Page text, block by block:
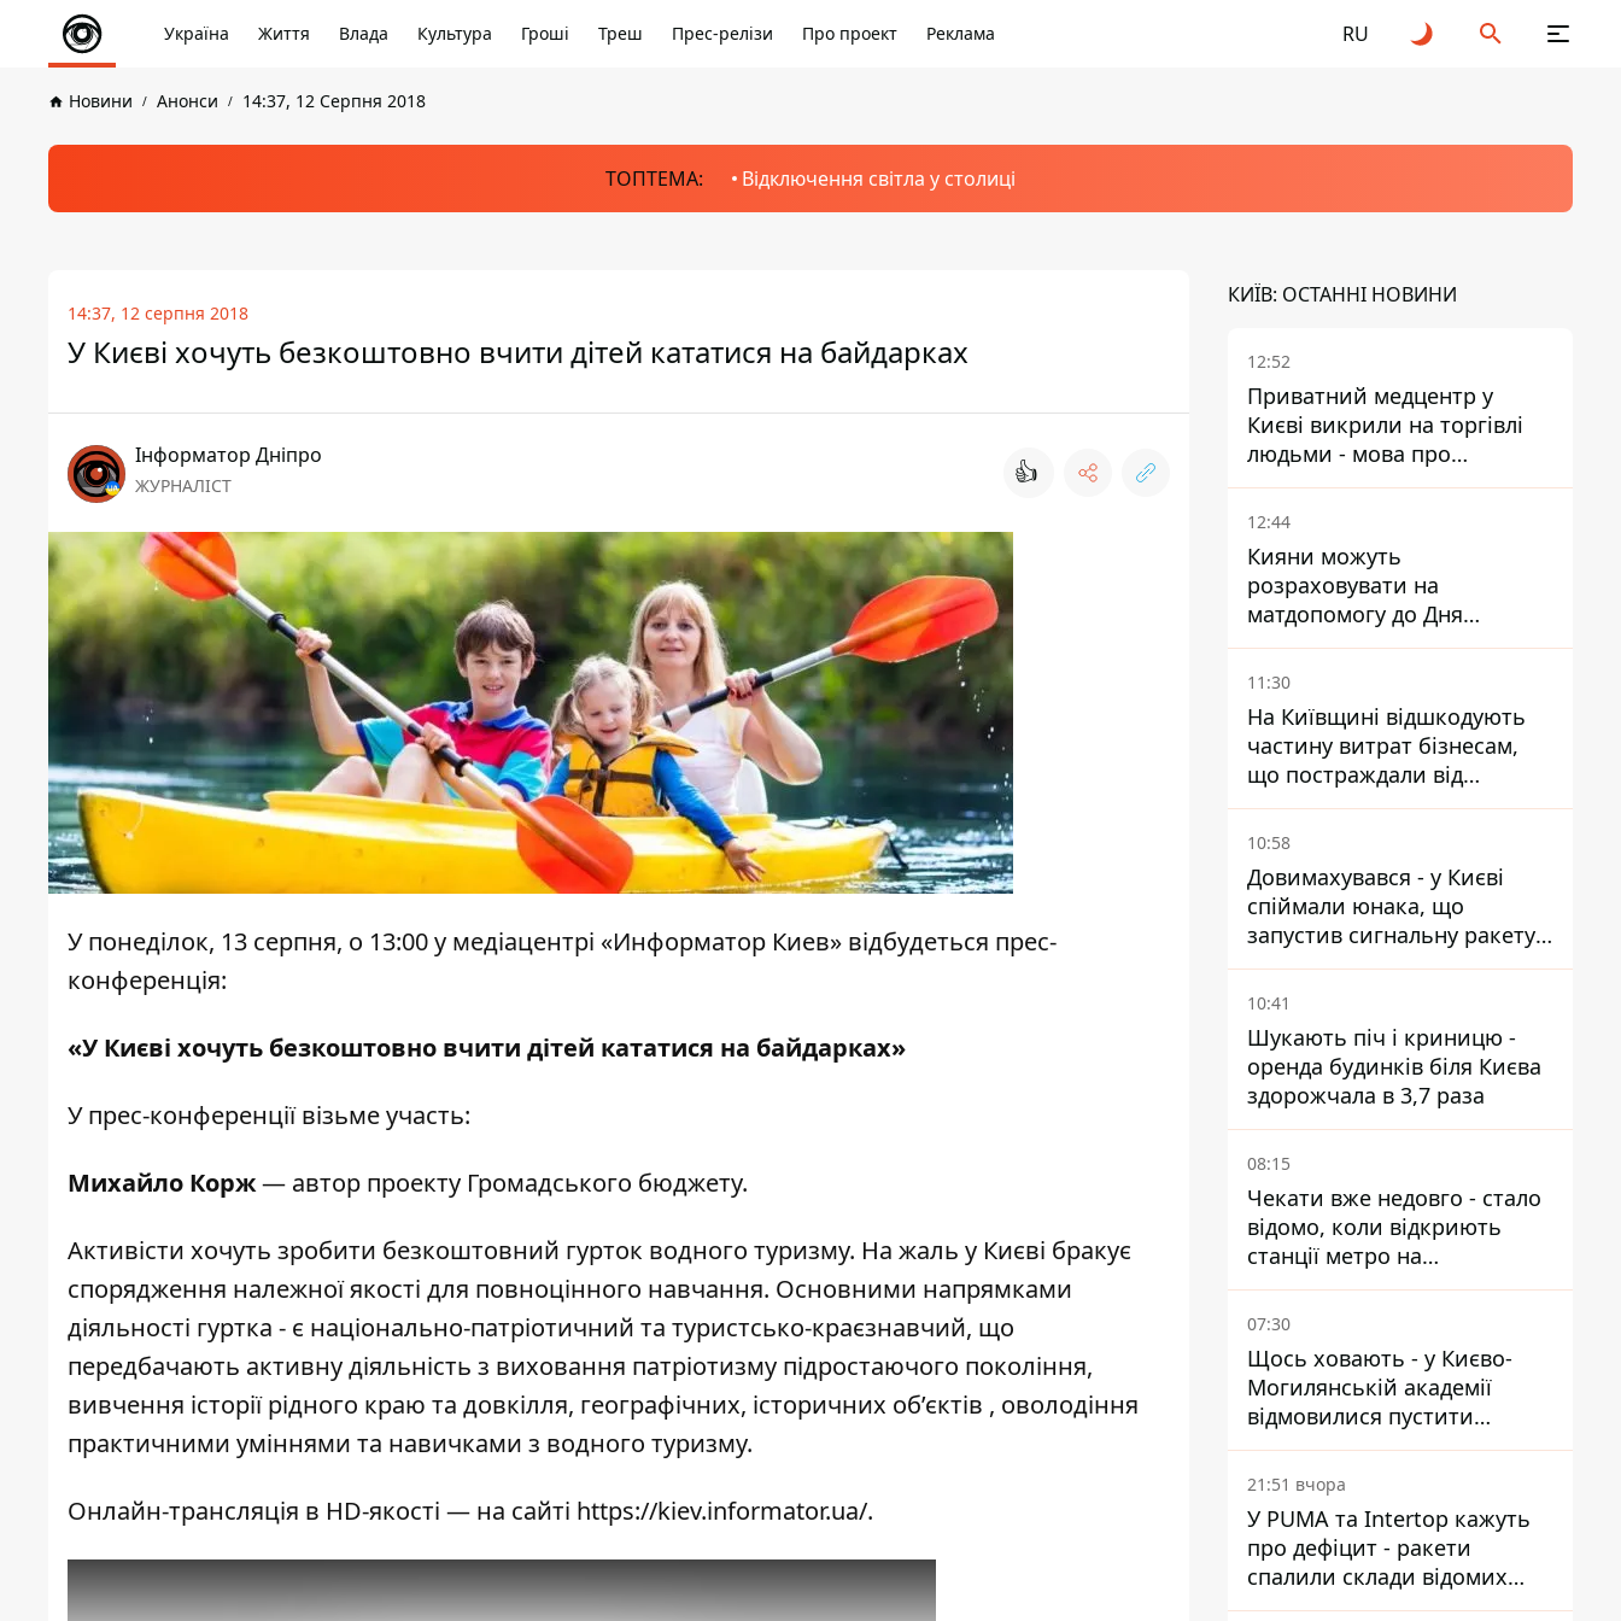
Україна Життя Влада Культура Гроші Треш Прес-релізи Про проект Реклама RU
Новини Анонси 14:37, 12 Серпня 2018
ТОПТЕМА: Відключення світла у столиці
14:37, 12 серпня 2018
У Києві хочуть безкоштовно вчити дітей кататися на байдарках
Інформатор Дніпро
ЖУРНАЛІСТ 👍
У понеділок, 13 серпня, о 13:00 у медіацентрі «Информатор Киев» відбудеться прес-
конференція:
«У Києві хочуть безкоштовно вчити дітей кататися на байдарках»
У прес-конференції візьме участь:
Михайло Корж— автор проекту Громадського бюджету.
Активісти хочуть зробити безкоштовний гурток водного туризму. На жаль у Києві бракує
спорядження належної якості для повноцінного навчання. Основними напрямками
діяльності гуртка - є національно-патріотичний та туристсько-краєзнавчий, що
передбачають активну діяльність з виховання патріотизму підростаючого покоління,
вивчення історії рідного краю та довкілля, географічних, історичних об’єктів , оволодіння
практичними уміннями та навичками з водного туризму.
Онлайн-трансляція в HD-якості — на сайті https://kiev.informator.ua/.
КИЇВ: ОСТАННІ НОВИНИ
12:52
Приватний медцентр у
Києві викрили на торгівлі
людьми - мова про
сурогатне материнство
12:44
Кияни можуть
розраховувати на
матдопомогу до Дня
незалежності - кому її
дадуть
11:30
На Київщині відшкодують
частину витрат бізнесам,
що постраждали від
прильотів ракет
10:58
Довимахувався - у Києві
спіймали юнака, що
запустив сигнальну ракету,
аби потішити дівчат
10:41
Шукають піч і криницю -
оренда будинків біля Києва
здорожчала в 3,7 раза
08:15
Чекати вже недовго - стало
відомо, коли відкриють
станції метро на
Виноградарі
07:30
Щось ховають - у Києво-
Могилянській академії
відмовилися пустити
комісію з охорони пам'яток
на територію
21:51 вчора
У PUMA та Intertop кажуть
про дефіцит - ракети
спалили склади відомих
брендів